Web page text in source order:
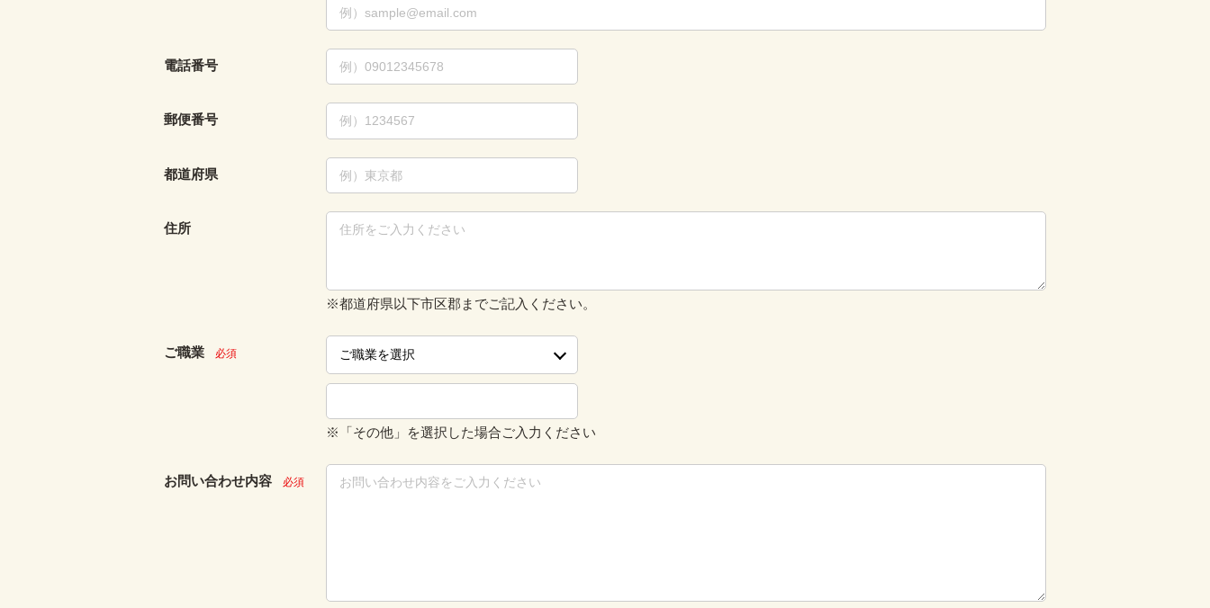
電話番号
郵便番号
都道府県
住所
※都道府県以下市区郡までご記入ください。
ご職業 必須
※「その他」を選択した場合ご入力ください
お問い合わせ内容 必須